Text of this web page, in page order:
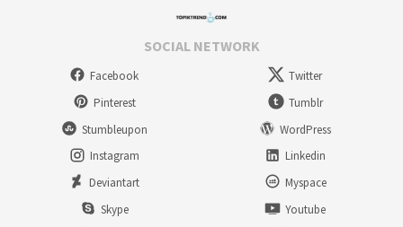
SOCIAL NETWORK
Facebook
Twitter
Pinterest
Tumblr
Stumbleupon
WordPress
Instagram
Linkedin
Deviantart
Myspace
Skype
Youtube